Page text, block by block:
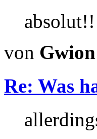
von Gwion
Re: Was